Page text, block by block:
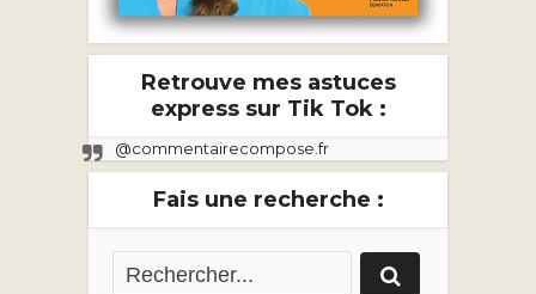
Retrouve mes astuces
express sur Tik Tok :
@commentairecompose.fr
Fais une recherche :